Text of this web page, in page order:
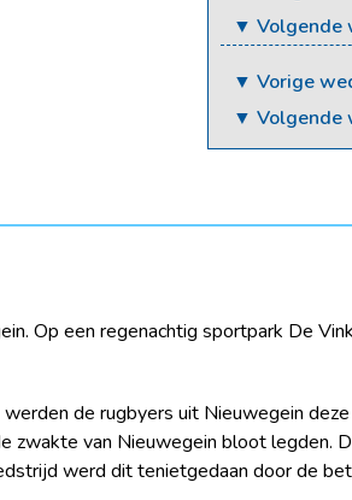
▼ Volgende
▼ Vorige
▼ Volgende
Op een regenachtig sportpark De
de rugbyers uit Nieuwegein
van Nieuwegein bloot legden.
werd dit tenietgedaan door de